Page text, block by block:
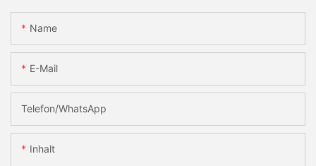
Name
E-Mail
Telefon/WhatsApp
Inhalt